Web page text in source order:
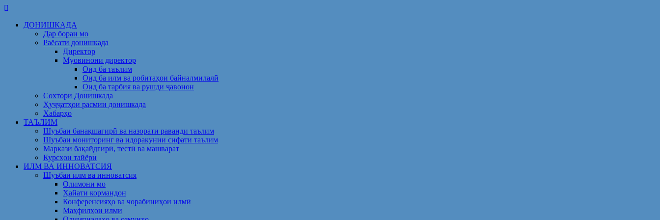
Skip
contentДОНИШКАДА
Дар бораи мо
Раёсати донишкада
Директор
Муовинони директор
Оид ба таълим
Оид ба илм ва робитаҳои байналмилалӣ
Оид ба тарбия ва рушди ҷавонон
Сохтори Донишкада
Ҳуҷҷатҳои расмии донишкада
Хабарҳо
ТАЪЛИМ
Шуъбаи банақшагирӣ ва назорати раванди таълим
Шуъбаи мониторинг ва идоракунии сифати таълим
Маркази бақайдгирӣ, тестӣ ва машварат
Курсҳои тайёрӣ
ИЛМ ВА ИННОВАТСИЯ
Шуъбаи илм ва инноватсия
Олимони мо
Ҳайати кормандон
Конференсияҳо ва чорабиниҳои илмӣ
Маҳфилҳои илмӣ